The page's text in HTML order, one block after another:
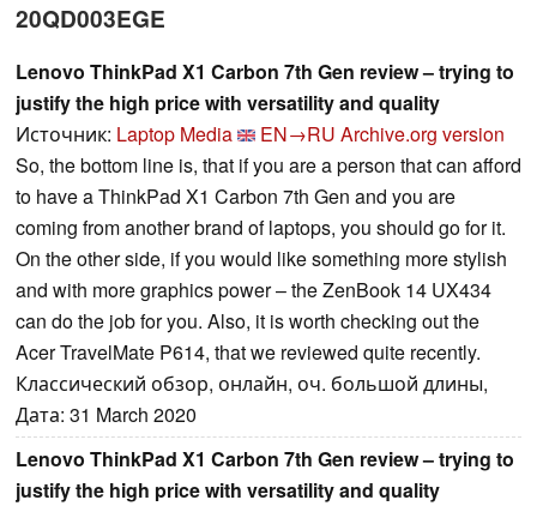
20QD003EGE
Lenovo ThinkPad X1 Carbon 7th Gen review – trying to
justify the high price with versatility and quality
Источник: Laptop Media EN→RU Archive.org version
So, the bottom line is, that if you are a person that can afford
to have a ThinkPad X1 Carbon 7th Gen and you are
coming from another brand of laptops, you should go for it.
On the other side, if you would like something more stylish
and with more graphics power – the ZenBook 14 UX434
can do the job for you. Also, it is worth checking out the
Acer TravelMate P614, that we reviewed quite recently.
Классический обзор, онлайн, оч. большой длины,
Дата: 31 March 2020
Lenovo ThinkPad X1 Carbon 7th Gen review – trying to
justify the high price with versatility and quality